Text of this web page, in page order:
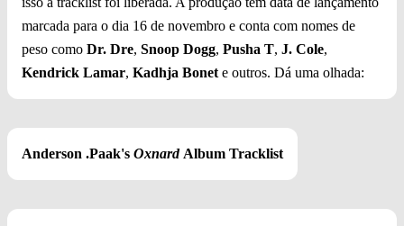
marcada para o dia 16 de novembro e conta com nomes de
peso como Dr. Dre, Snoop Dogg, Pusha T, J. Cole,
Kendrick Lamar, Kadhja Bonet e outros. Dá uma olhada:
Anderson .Paak's OxnardAlbum Tracklist